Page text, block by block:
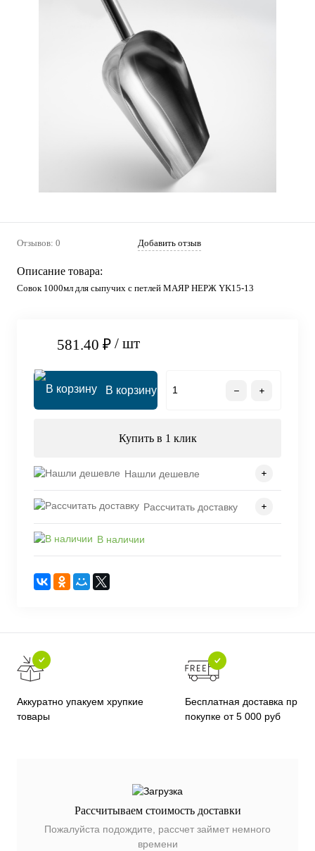
Отзывов: 0 Добавить отзыв
Описание товара:
Совок 1000мл для сыпучих с петлей МАЯР НЕРЖ YK15-13
581.40 ₽ / шт
В корзину
Купить в 1 клик
Нашли дешевле
Рассчитать доставку
В наличии
Аккуратно упакуем хрупкие
товары
Бесплатная доставка при
покупке от 5 000 руб
Рассчитываем стоимость доставки
Пожалуйста подождите, рассчет займет немного
времени